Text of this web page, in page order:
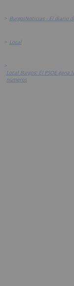
> BurgosNoticias - El diario
> Local
>
Local Burgos: El PSOE
números